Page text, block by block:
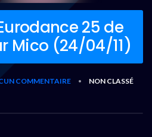
25 de
Mico (24/04/11)
COMMENTAIRE • NON CLASSÉ